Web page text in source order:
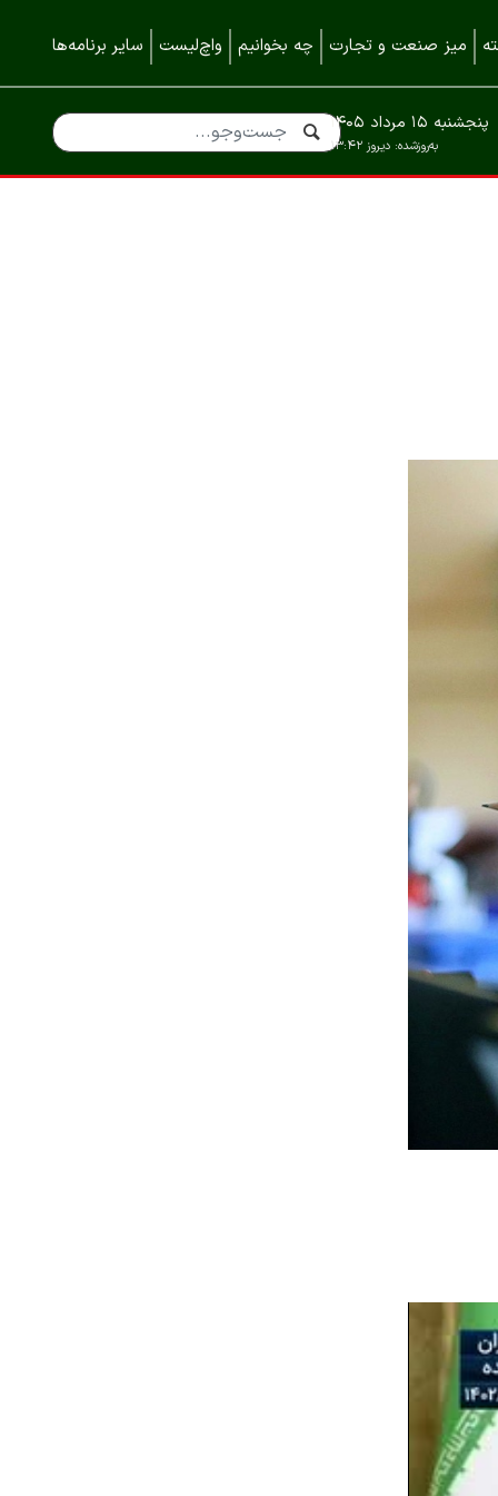
میز صنعت و تجارت چه بخوانیم واچ‌لیست سایر برنامه‌ها
به‌روزشده: دیروز ۱۳:۴۲
پنجشنبه ۱۵ مرداد ۱۴۰۵